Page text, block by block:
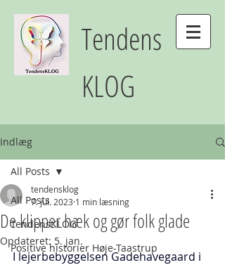
Tendens
KLOG
Indlæg
All Posts
TendensKLOG
Positive historier Høje-Taastrup
All Posts
De klipper hæk og gør folk glade
tendensklog
7. jul. 2023 1 min læsning
Opdateret: 5. jan.
I lejerbebyggelsen Gadehavegaard i